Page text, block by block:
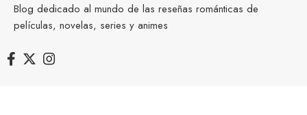
Blog dedicado al mundo de las reseñas románticas de
películas, novelas, series y animes